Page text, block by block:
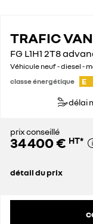
TRAFIC VAN
FG L1H1 2T8
Véhicule neuf - diesel -
classe énergétique
E
délai
prix conseillé
34 400 € HT*
détail du prix